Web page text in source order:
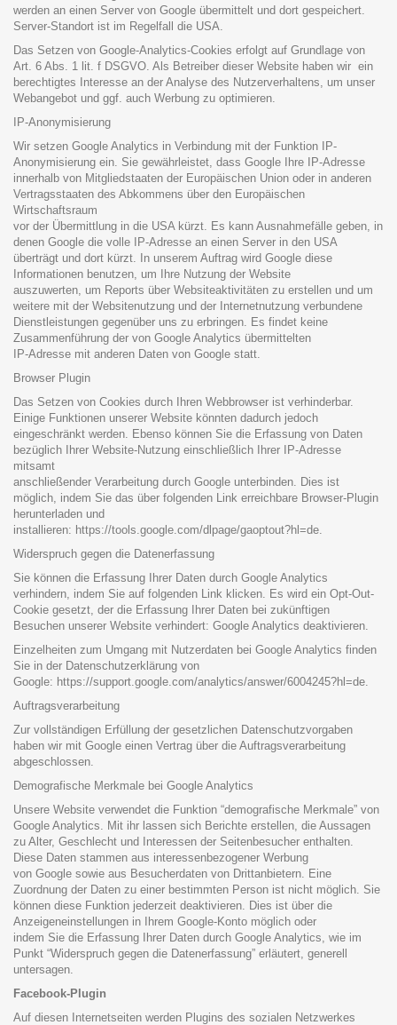
werden an einen Server von Google übermittelt und dort gespeichert.
Server-Standort ist im Regelfall die USA.
Das Setzen von Google-Analytics-Cookies erfolgt auf Grundlage von
Art. 6 Abs. 1 lit. f DSGVO. Als Betreiber dieser Website haben wir ein
berechtigtes Interesse an der Analyse des Nutzerverhaltens, um unser
Webangebot und ggf. auch Werbung zu optimieren.
IP-Anonymisierung
Wir setzen Google Analytics in Verbindung mit der Funktion IP-
Anonymisierung ein. Sie gewährleistet, dass Google Ihre IP-Adresse
innerhalb von Mitgliedstaaten der Europäischen Union oder in anderen
Vertragsstaaten des Abkommens über den Europäischen
Wirtschaftsraum
vor der Übermittlung in die USA kürzt. Es kann Ausnahmefälle geben, in
denen Google die volle IP-Adresse an einen Server in den USA
überträgt und dort kürzt. In unserem Auftrag wird Google diese
Informationen benutzen, um Ihre Nutzung der Website
auszuwerten, um Reports über Websiteaktivitäten zu erstellen und um
weitere mit der Websitenutzung und der Internetnutzung verbundene
Dienstleistungen gegenüber uns zu erbringen. Es findet keine
Zusammenführung der von Google Analytics übermittelten
IP-Adresse mit anderen Daten von Google statt.
Browser Plugin
Das Setzen von Cookies durch Ihren Webbrowser ist verhinderbar.
Einige Funktionen unserer Website könnten dadurch jedoch
eingeschränkt werden. Ebenso können Sie die Erfassung von Daten
bezüglich Ihrer Website-Nutzung einschließlich Ihrer IP-Adresse
mitsamt
anschließender Verarbeitung durch Google unterbinden. Dies ist
möglich, indem Sie das über folgenden Link erreichbare Browser-Plugin
herunterladen und
installieren: https://tools.google.com/dlpage/gaoptout?hl=de.
Widerspruch gegen die Datenerfassung
Sie können die Erfassung Ihrer Daten durch Google Analytics
verhindern, indem Sie auf folgenden Link klicken. Es wird ein Opt-Out-
Cookie gesetzt, der die Erfassung Ihrer Daten bei zukünftigen
Besuchen unserer Website verhindert: Google Analytics deaktivieren.
Einzelheiten zum Umgang mit Nutzerdaten bei Google Analytics finden
Sie in der Datenschutzerklärung von
Google: https://support.google.com/analytics/answer/6004245?hl=de.
Auftragsverarbeitung
Zur vollständigen Erfüllung der gesetzlichen Datenschutzvorgaben
haben wir mit Google einen Vertrag über die Auftragsverarbeitung
abgeschlossen.
Demografische Merkmale bei Google Analytics
Unsere Website verwendet die Funktion “demografische Merkmale” von
Google Analytics. Mit ihr lassen sich Berichte erstellen, die Aussagen
zu Alter, Geschlecht und Interessen der Seitenbesucher enthalten.
Diese Daten stammen aus interessenbezogener Werbung
von Google sowie aus Besucherdaten von Drittanbietern. Eine
Zuordnung der Daten zu einer bestimmten Person ist nicht möglich. Sie
können diese Funktion jederzeit deaktivieren. Dies ist über die
Anzeigeneinstellungen in Ihrem Google-Konto möglich oder
indem Sie die Erfassung Ihrer Daten durch Google Analytics, wie im
Punkt “Widerspruch gegen die Datenerfassung” erläutert, generell
untersagen.
Facebook-Plugin
Auf diesen Internetseiten werden Plugins des sozialen Netzwerkes